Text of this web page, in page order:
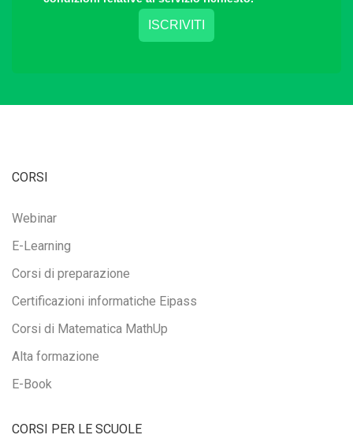
CORSI
Webinar
E-Learning
Corsi di preparazione
Certificazioni informatiche Eipass
Corsi di Matematica MathUp
Alta formazione
E-Book
CORSI PER LE SCUOLE